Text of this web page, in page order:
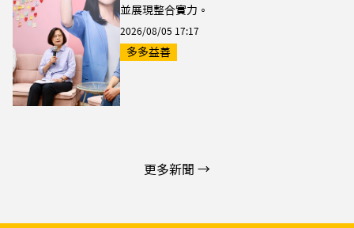
並展現整合實力。
2026/08/05 17:17
多多益善
更多新聞 →